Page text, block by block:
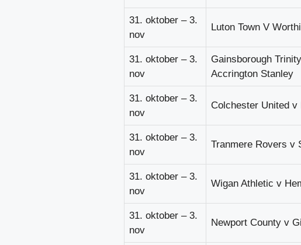
31. oktober – 3.
nov
Luton Town V
31. oktober – 3.
nov
Gainsborough
Accrington Stanley
31. oktober – 3.
nov
Colchester United v
31. oktober – 3.
nov
Tranmere Rovers v
31. oktober – 3.
nov
Wigan Athletic v
31. oktober – 3.
nov
Newport County v